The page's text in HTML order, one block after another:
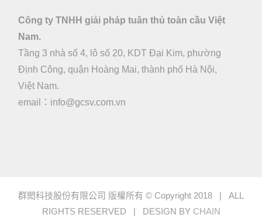
Công ty TNHH giải pháp tuân thủ toàn cầu Việt
Nam.
Tầng 3 nhà số 4, lô số 20, KDT Đại Kim, phường
Định Công, quận Hoàng Mai, thành phố Hà Nội,
Việt Nam.
email： info@gcsv.com.vn
群閎科技股份有限公司 版權所有 © Copyright 2018 | ALL
RIGHTS RESERVED | DESIGN BY CHAIN